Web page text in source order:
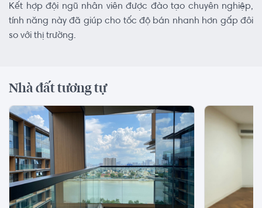
Kết hợp đội ngũ nhân viên được đào tạo chuyên nghiệp,
tính năng này đã giúp cho tốc độ bán nhanh hơn gấp đôi
so với thị trường.
Nhà đất tương tự